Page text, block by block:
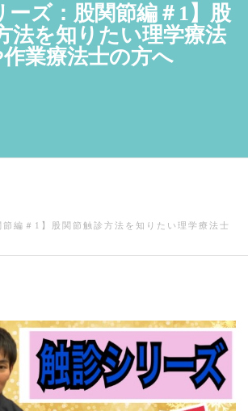
ーズ：股関節編＃1】股
法を知りたい理学療法
業療法士の方へ
節編＃1】股関節触診方法を知りたい理学療法士